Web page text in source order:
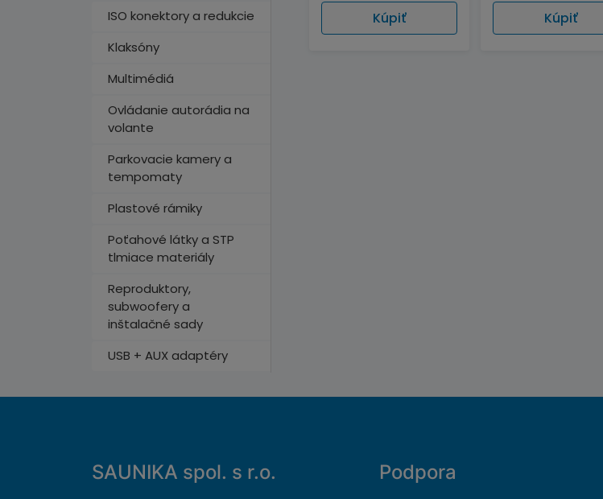
ISO konektory a redukcie
Klaksóny
Multimédiá
Ovládanie autorádia na
volante
Parkovacie kamery a
tempomaty
Plastové rámiky
Poťahové látky a STP
tlmiace materiály
Reproduktory,
subwoofery a
inštalačné sady
USB + AUX adaptéry
Kúpiť Kúpiť
SAUNIKA spol. s r.o. Podpora